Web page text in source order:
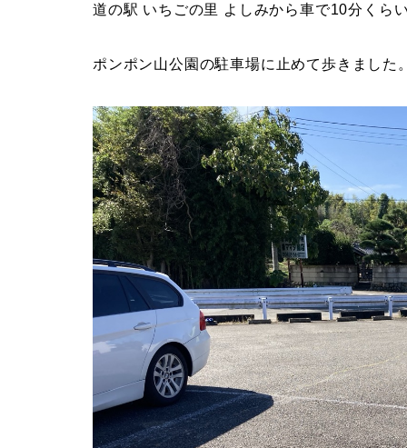
道の駅 いちごの里 よしみから車で10分くら
ポンポン山公園の駐車場に止めて歩きました